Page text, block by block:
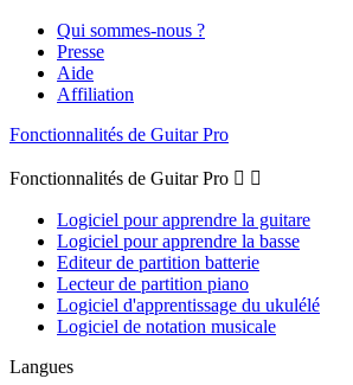
Qui sommes-nous ?
Presse
Aide
Affiliation
Fonctionnalités de Guitar Pro
Fonctionnalités de Guitar Pro  
Logiciel pour apprendre la guitare
Logiciel pour apprendre la basse
Editeur de partition batterie
Lecteur de partition piano
Logiciel d'apprentissage du ukulélé
Logiciel de notation musicale
Langues